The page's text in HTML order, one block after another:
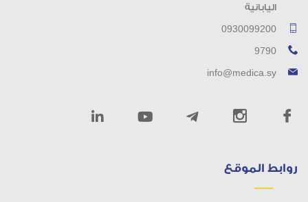
اليابانية
0930099200
9790
info@medica.sy
روابط الموقع